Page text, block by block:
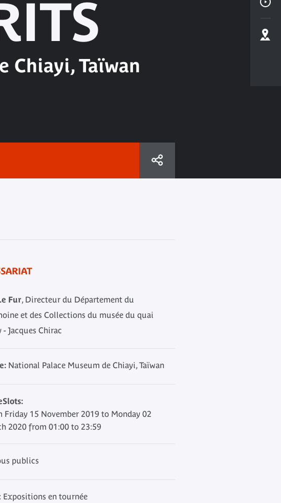
Chiayi, Taïwan
Fur, Directeur du Département du
et des Collections du musée du quai
- Jacques Chirac
National Palace Museum de Chiayi, Taïwan
Friday 15 November 2019 to Monday 02
2020 from 01:00 to 23:59
publics
Expositions en tournée